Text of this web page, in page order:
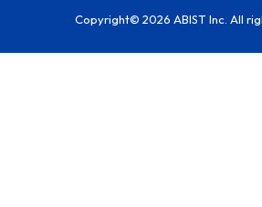
Copyright© 2026 ABIST Inc. All